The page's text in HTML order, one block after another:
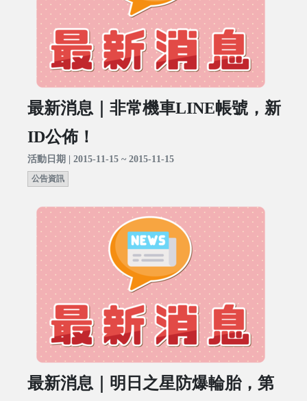
最新消息｜非常機車LINE帳號，新
ID公佈！
活動日期 | 2015-11-15 ~ 2015-11-15
公告資訊
最新消息｜明日之星防爆輪胎，第